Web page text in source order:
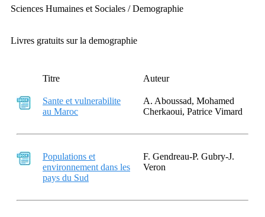
Sciences Humaines et Sociales / Demographie
Livres gratuits sur la demographie
Titre Auteur
Sante et vulnerabilite
au Maroc
A. Aboussad, Mohamed
Cherkaoui, Patrice Vimard
Populations et
environnement dans les
pays du Sud
F. Gendreau-P. Gubry-J.
Veron